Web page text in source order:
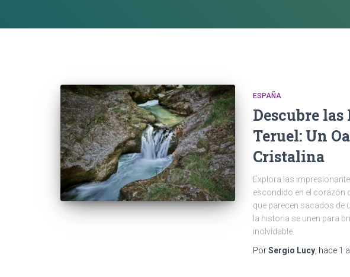
ESPAÑA
Descubre
Teruel: Un
Cristalina
Explora las
escondido en el corazón
que parecen sacados de
la historia se unen para
inolvidable.
PorSergio Lucy , hace 1